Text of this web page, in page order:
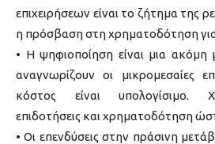
επιχειρήσεων είναι το ζήτημα της
η πρόσβαση στη χρηματοδότηση
• Η ψηφιοποίηση είναι μια
αναγνωρίζουν οι μικρομεσαίες
κόστος είναι υπολογίσιμο.
επιδοτήσεις και χρηματοδότηση
• Οι επενδύσεις στην πράσινη